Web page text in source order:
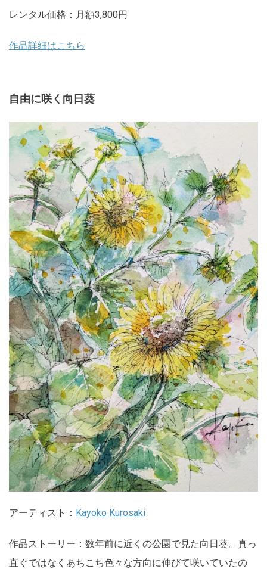
レンタル価格：月額3,800円
作品詳細はこちら
自由に咲く向日葵
アーティスト： Kayoko Kurosaki
作品ストーリー：数年前に近くの公園で見た向日葵。真っ
直ぐではなくあちこち色々な方向に伸びて咲いていたの